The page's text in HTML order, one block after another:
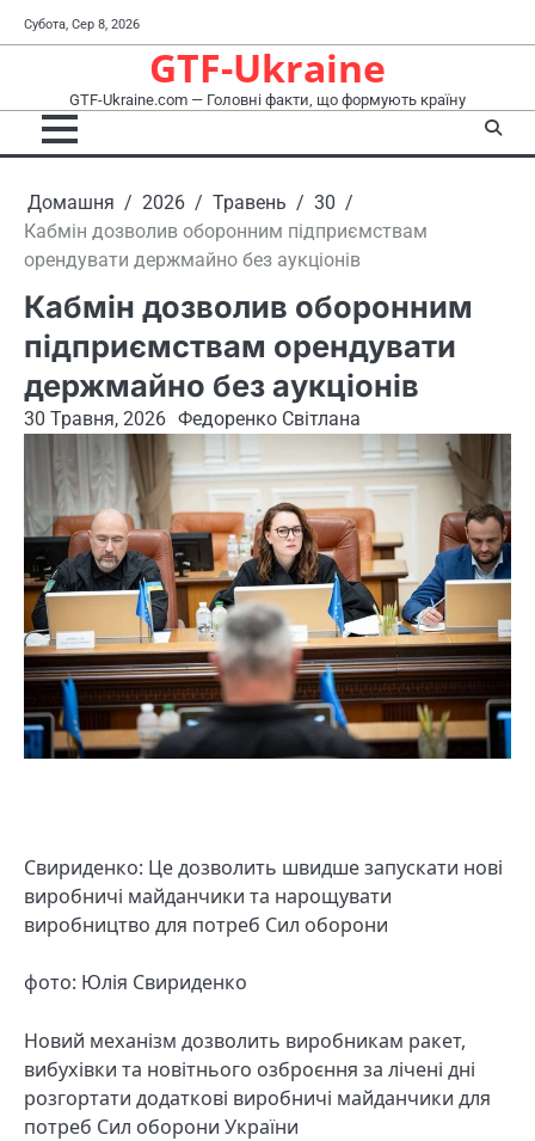
Перейти
до
Субота, Сер 8, 2026
GTF-Ukraine
GTF-Ukraine.com — Головні факти, що формують країну
Домашня 2026 Травень
30
Кабмін дозволив оборонним підприємствам
орендувати держмайно без аукціонів
Кабмін дозволив оборонним
підприємствам орендувати
держмайно без аукціонів
30 Травня, 2026 Федоренко Світлана
Свириденко: Це дозволить швидше запускати нові
виробничі майданчики та нарощувати
виробництво для потреб Сил оборони
фото: Юлія Свириденко
Новий механізм дозволить виробникам ракет,
вибухівки та новітнього озброєння за лічені дні
розгортати додаткові виробничі майданчики для
потреб Сил оборони України